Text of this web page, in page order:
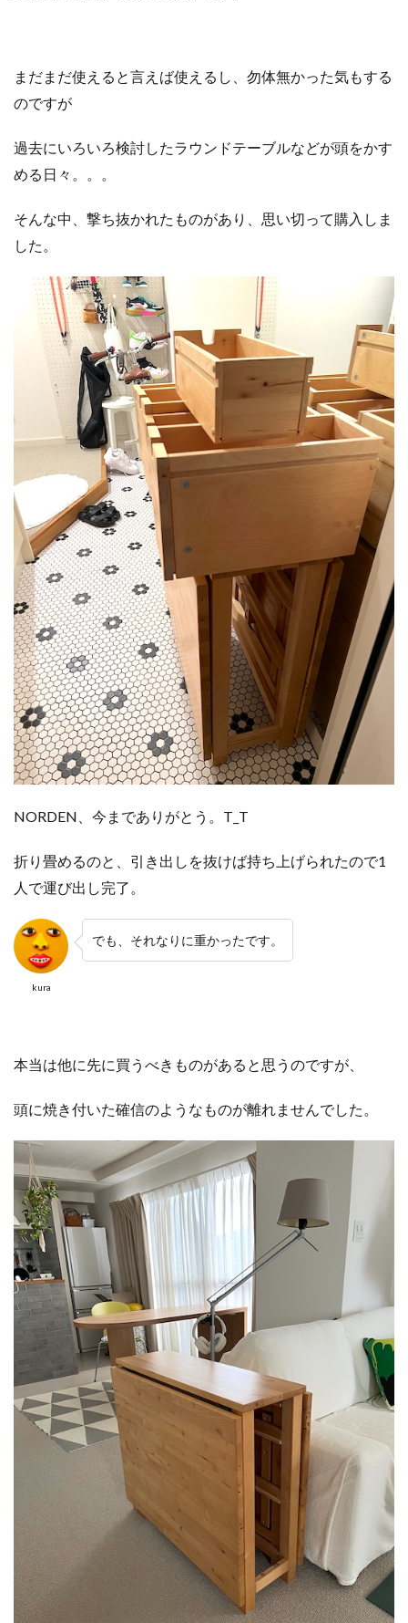
まだまだ使えると言えば使えるし、勿体無かった気もする
のですが
過去にいろいろ検討したラウンドテーブルなどが頭をかす
める日々。。。
そんな中、撃ち抜かれたものがあり、思い切って購入しま
した。
NORDEN、今までありがとう。T_T
折り畳めるのと、引き出しを抜けば持ち上げられたので1
人で運び出し完了。
kura
でも、それなりに重かったです。
本当は他に先に買うべきものがあると思うのですが、
頭に焼き付いた確信のようなものが離れませんでした。